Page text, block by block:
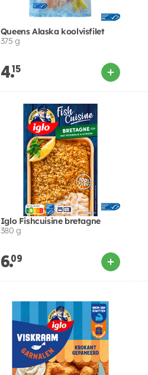
Queens Alaska koolvisfilet
375 g
4.15
Iglo Fishcuisine bretagne
380 g
6.09